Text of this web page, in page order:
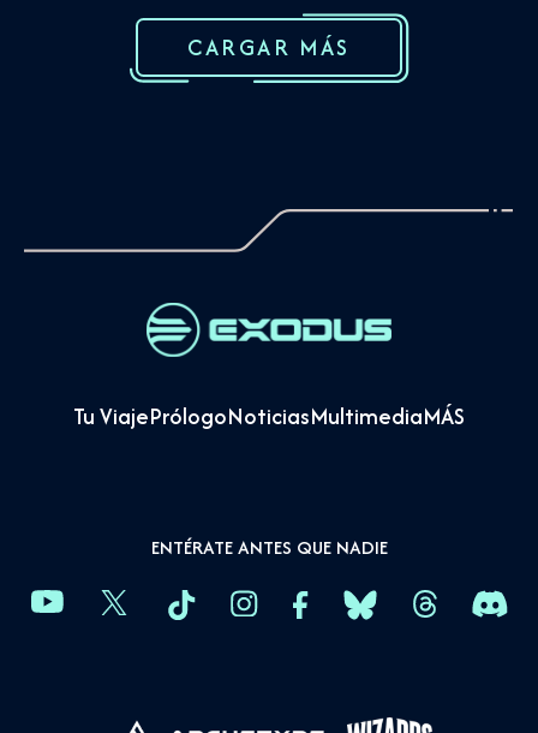
CARGAR MÁS
Tu ViajePrólogoNoticiasMultimediaMÁS
ENTÉRATE ANTES QUE NADIE